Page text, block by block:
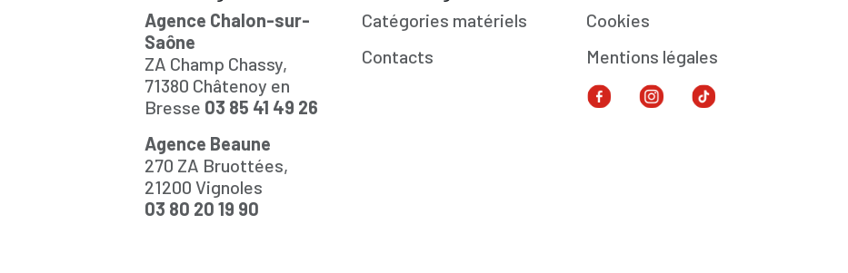
Agence Chalon-sur-
Saône
ZA Champ Chassy,
71380 Châtenoy en
Bresse 03 85 41 49 26
Agence Beaune
270 ZA Bruottées,
21200 Vignoles
03 80 20 19 90
Catégories matériels
Contacts
Cookies
Mentions légales